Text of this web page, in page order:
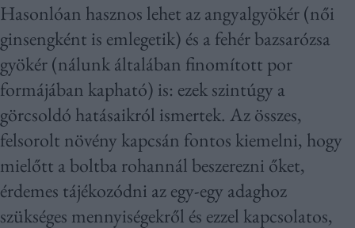
Hasonlóan hasznos lehet az angyalgyökér (női
ginsengként is emlegetik) és a fehér bazsarózsa
gyökér (nálunk általában finomított por
formájában kapható) is: ezek szintúgy a
görcsoldó hatásaikról ismertek. Az összes,
felsorolt növény kapcsán fontos kiemelni, hogy
mielőtt a boltba rohannál beszerezni őket,
érdemes tájékozódni az egy-egy adaghoz
szükséges mennyiségekről és ezzel kapcsolatos,